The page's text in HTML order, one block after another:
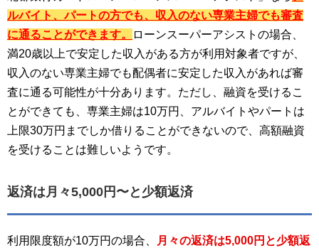
ルバイト、パートの方でも、収入のない専業主婦でも審査
に通ることができます。
ローンスーパーアシストの場合、
満20歳以上で安定した収入がある方が利用対象者ですが、
収入のない専業主婦でも配偶者に安定した収入があれば審
査に通る可能性が十分あります。ただし、融資を受けるこ
とができても、専業主婦は10万円、アルバイトやパートは
上限30万円までしか借りることができないので、高額融資
を受けることは難しいようです。
返済は月々5,000円〜と少額返済
利用限度額が10万円の場合、
月々の返済は5,000円と少額返